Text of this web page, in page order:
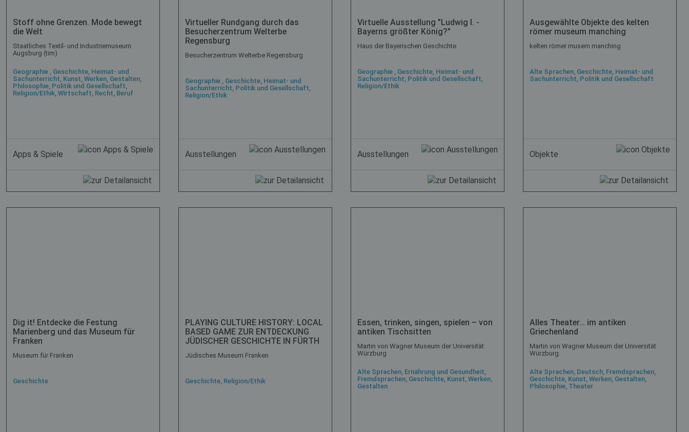
Stoff ohne Grenzen. Mode bewegt
die Welt
Staatliches Textil- und Industriemuseum
Augsburg (tim)
Geographie , Geschichte, Heimat- und
Sachunterricht, Kunst, Werken, Gestalten,
Philosophie, Politik und Gesellschaft,
Religion/Ethik, Wirtschaft, Recht, Beruf
Apps & Spiele
Virtueller Rundgang durch das
Besucherzentrum Welterbe
Regensburg
Besucherzentrum Welterbe Regensburg
Geographie , Geschichte, Heimat- und
Sachunterricht, Politik und Gesellschaft,
Religion/Ethik
Ausstellungen
Virtuelle Ausstellung "Ludwig I. -
Bayerns größter König?"
Haus der Bayerischen Geschichte
Geographie , Geschichte, Heimat- und
Sachunterricht, Politik und Gesellschaft,
Religion/Ethik
Ausstellungen
Ausgewählte Objekte des kelten
römer museum manching
kelten römer musem manching
Alte Sprachen, Geschichte, Heimat- und
Sachunterricht, Politik und Gesellschaft
Objekte
Dig it! Entdecke die Festung
Marienberg und das Museum für
Franken
Museum für Franken
Geschichte
PLAYING CULTURE HISTORY: LOCAL
BASED GAME ZUR ENTDECKUNG
JÜDISCHER GESCHICHTE IN FÜRTH
Jüdisches Museum Franken
Geschichte, Religion/Ethik
Essen, trinken, singen, spielen – von
antiken Tischsitten
Martin von Wagner Museum der Universität
Würzburg
Alte Sprachen, Ernährung und Gesundheit,
Fremdsprachen, Geschichte, Kunst, Werken,
Gestalten
Alles Theater… im antiken
Griechenland
Martin von Wagner Museum der Universität
Würzburg
Alte Sprachen, Deutsch, Fremdsprachen,
Geschichte, Kunst, Werken, Gestalten,
Philosophie, Theater